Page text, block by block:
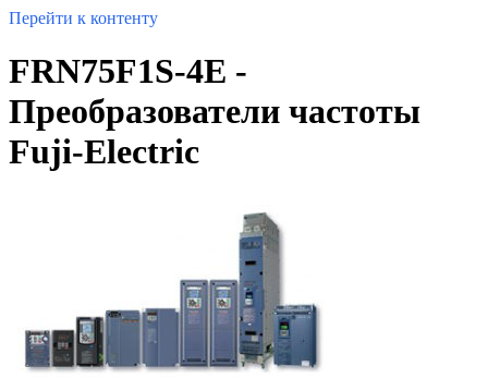
Перейти к контенту
FRN75F1S-4E -
Преобразователи частоты
Fuji-Electric